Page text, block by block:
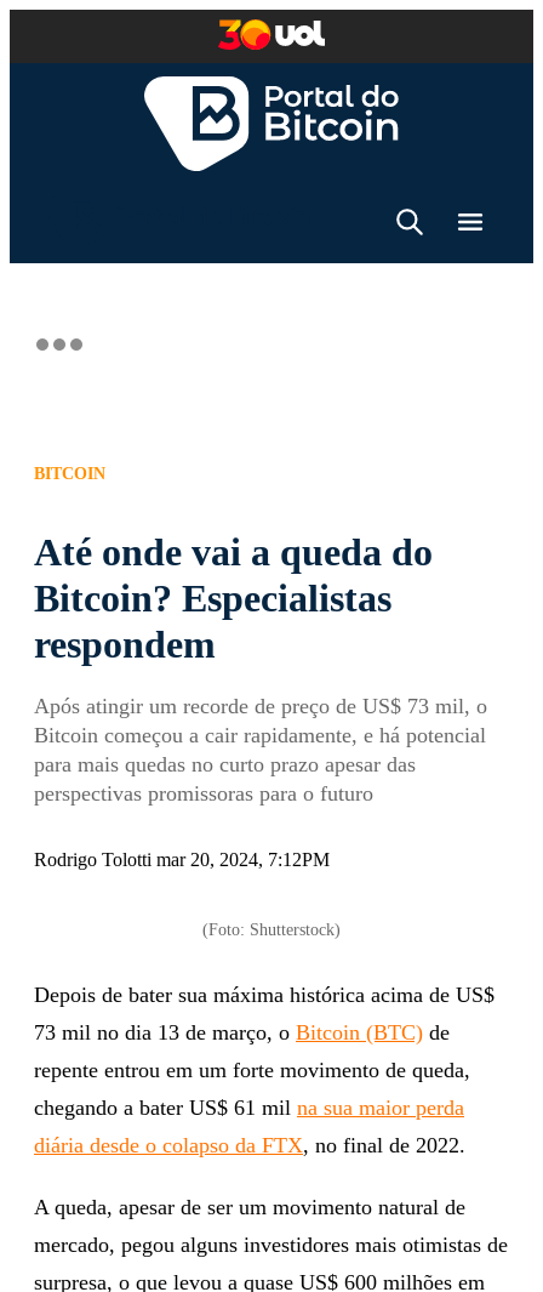
BITCOIN
Até onde vai a queda do
Bitcoin? Especialistas
respondem
Após atingir um recorde de preço de US$ 73 mil, o
Bitcoin começou a cair rapidamente, e há potencial
para mais quedas no curto prazo apesar das
perspectivas promissoras para o futuro
Rodrigo Tolotti mar 20, 2024, 7:12PM
(Foto: Shutterstock)
Depois de bater sua máxima histórica acima de US$
73 mil no dia 13 de março, o Bitcoin (BTC) de
repente entrou em um forte movimento de queda,
chegando a bater US$ 61 mil na sua maior perda
diária desde o colapso da FTX, no final de 2022.
A queda, apesar de ser um movimento natural de
mercado, pegou alguns investidores mais otimistas de
surpresa, o que levou a quase US$ 600 milhões em